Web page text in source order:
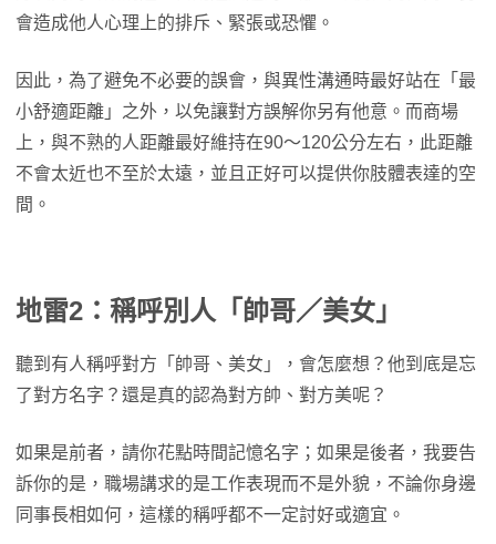
會造成他人心理上的排斥、緊張或恐懼。
因此，為了避免不必要的誤會，與異性溝通時最好站在「最
小舒適距離」之外，以免讓對方誤解你另有他意。而商場
上，與不熟的人距離最好維持在90～120公分左右，此距離
不會太近也不至於太遠，並且正好可以提供你肢體表達的空
間。
地雷2：稱呼別人「帥哥／美女」
聽到有人稱呼對方「帥哥、美女」，會怎麼想？他到底是忘
了對方名字？還是真的認為對方帥、對方美呢？
如果是前者，請你花點時間記憶名字；如果是後者，我要告
訴你的是，職場講求的是工作表現而不是外貌，不論你身邊
同事長相如何，這樣的稱呼都不一定討好或適宜。